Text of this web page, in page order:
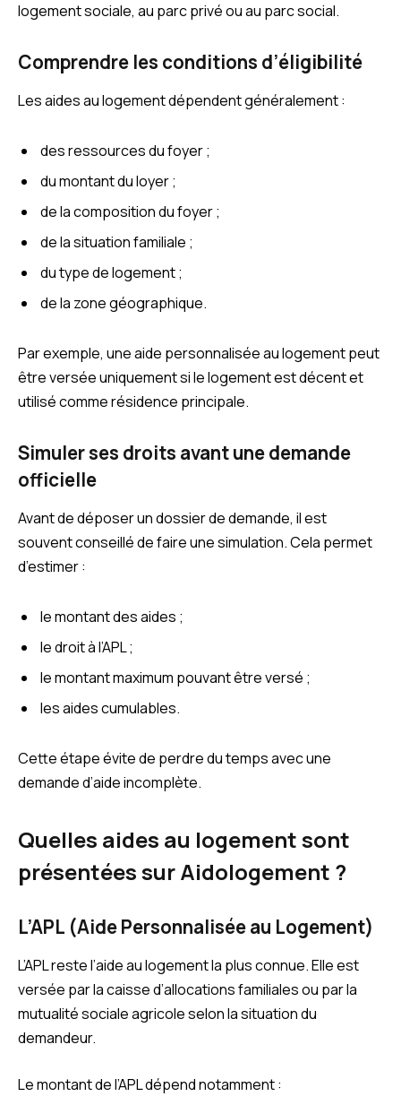
logement sociale, au parc privé ou au parc social.
Comprendre les conditions d’éligibilité
Les aides au logement dépendent généralement :
des ressources du foyer ;
du montant du loyer ;
de la composition du foyer ;
de la situation familiale ;
du type de logement ;
de la zone géographique.
Par exemple, une aide personnalisée au logement peut
être versée uniquement si le logement est décent et
utilisé comme résidence principale.
Simuler ses droits avant une demande
officielle
Avant de déposer un dossier de demande, il est
souvent conseillé de faire une simulation. Cela permet
d’estimer :
le montant des aides ;
le droit à l’APL ;
le montant maximum pouvant être versé ;
les aides cumulables.
Cette étape évite de perdre du temps avec une
demande d’aide incomplète.
Quelles aides au logement sont
présentées sur Aidologement ?
L’APL (Aide Personnalisée au Logement)
L’APL reste l’aide au logement la plus connue. Elle est
versée par la caisse d’allocations familiales ou par la
mutualité sociale agricole selon la situation du
demandeur.
Le montant de l’APL dépend notamment :